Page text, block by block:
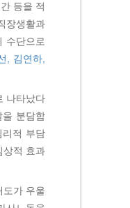
등을 적
장생활과
수단으로
, 김연하,
나타났다
을 분담함
리적 부담
상적 효과
가 우울